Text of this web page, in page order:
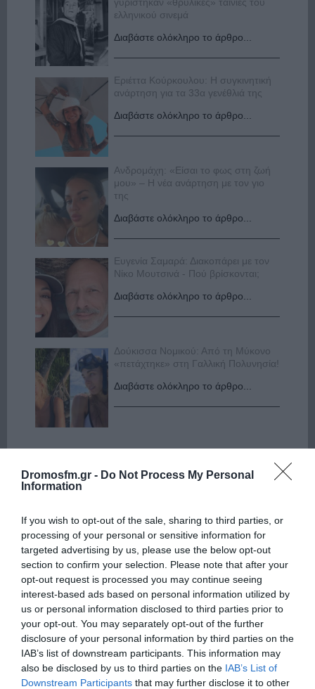
Dromosfm.gr - Do Not Process My Personal
Information
If you wish to opt-out of the sale, sharing to third parties, or
processing of your personal or sensitive information for
targeted advertising by us, please use the below opt-out
section to confirm your selection. Please note that after your
opt-out request is processed you may continue seeing
interest-based ads based on personal information utilized by
us or personal information disclosed to third parties prior to
your opt-out. You may separately opt-out of the further
disclosure of your personal information by third parties on the
IAB’s list of downstream participants. This information may
also be disclosed by us to third parties on the IAB’s List of
Downstream Participants that may further disclose it to other
ελληνικού σινεμά
Διαβάστε ολόκληρο το άρθρο...
Εριέττα Κούρκουλου: Η συγκινητική
ανάρτηση για τα 33α γενέθλιά της
Διαβάστε ολόκληρο το άρθρο...
Ανδρομάχη: «Είσαι το φως στη ζωή
μου» – Η νέα ανάρτηση με τον γιο
της
Διαβάστε ολόκληρο το άρθρο...
Ευγενία Σαμαρά: Διακοπάρει με τον
Νίκο Μουτσινά - Πού βρίσκονται;
Διαβάστε ολόκληρο το άρθρο...
Δούκισσα Νομικού: Από τη Μύκονο
«πετάχτηκε» στη Γαλλική Πολυνησία!
Διαβάστε ολόκληρο το άρθρο...